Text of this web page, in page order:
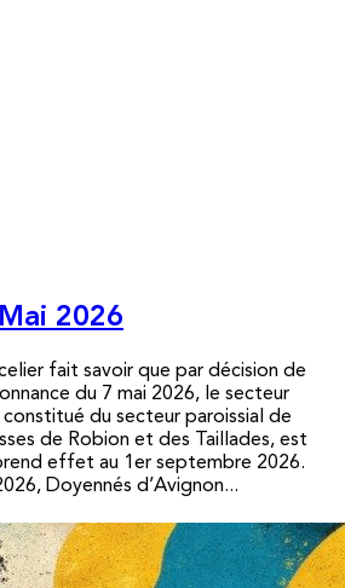
2026
fait savoir que par décision de
du 7 mai 2026, le secteur
du secteur paroissial de
de Robion et des Taillades, est
effet au 1er septembre 2026.
Doyennés d’Avignon...